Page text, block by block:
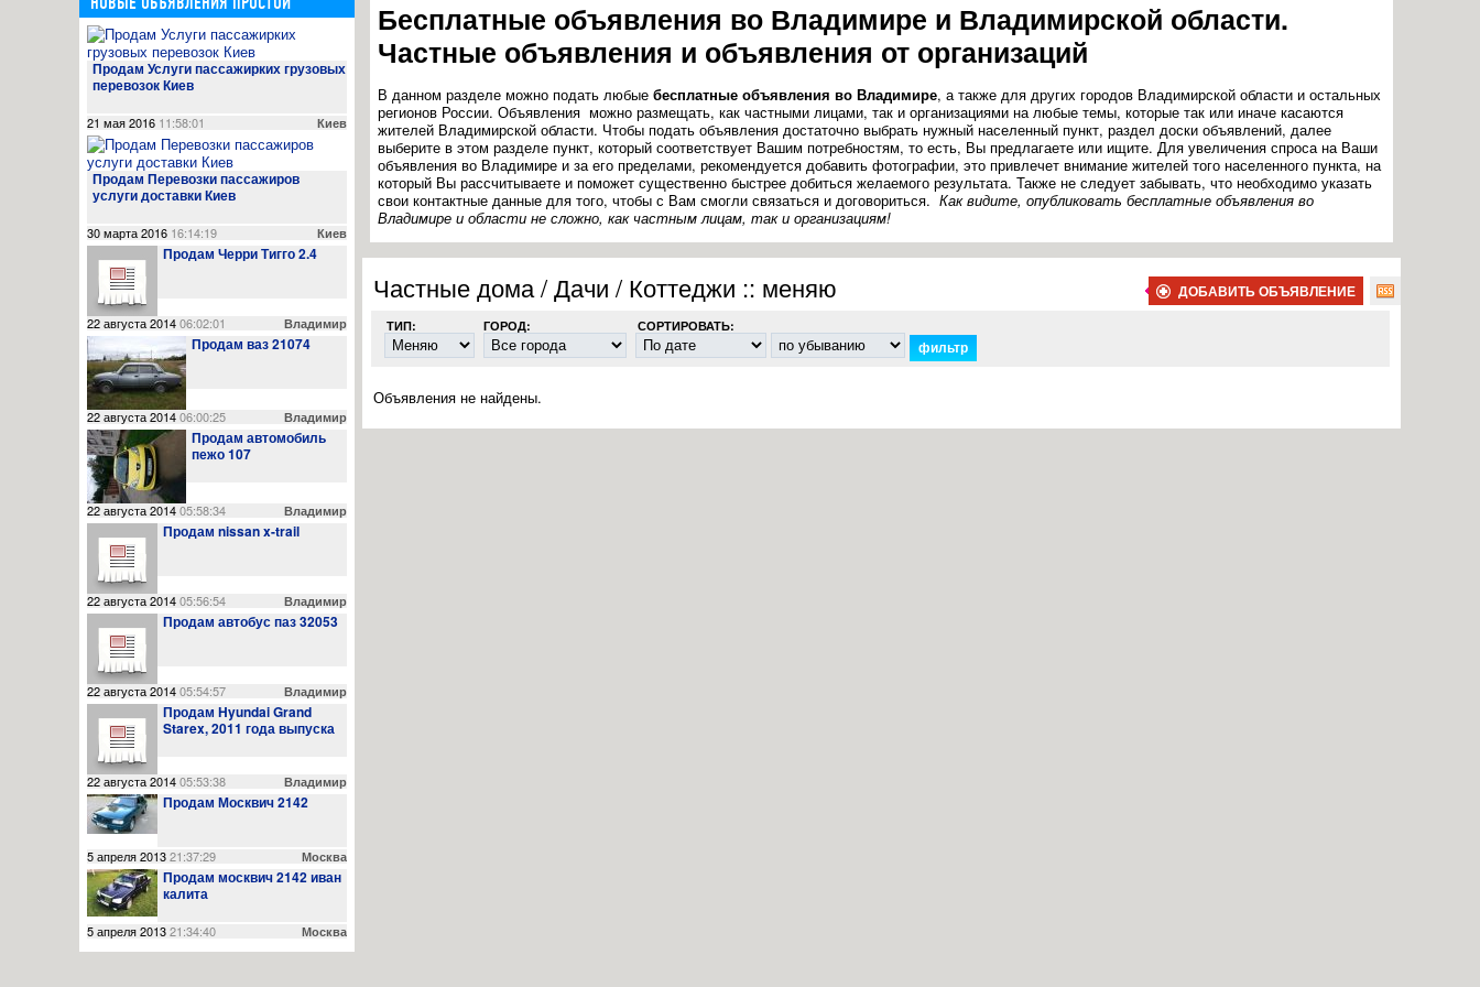
Сведения о проведении месячных мероприятий, касающихся пожарной безопасности города Владимира
23:41:00
Выбрали нового председателя Октябрьского района
Бесплатные объявления во Владимире и Владимирской области.
Частные объявления и объявления от организаций
В данном разделе можно подать любые бесплатные объявления во Владимире, а также для других городов Владимирской области и остальных
регионов России. Объявления можно размещать, как частными лицами, так и организациями на любые темы, которые так или иначе касаются
жителей Владимирской области. Чтобы подать объявления достаточно выбрать нужный населенный пункт, раздел доски объявлений, далее
выберите в этом разделе пункт, который соответствует Вашим потребностям, то есть, Вы предлагаете или ищите. Для увеличения спроса на Ваши
объявления во Владимире и за его пределами, рекомендуется добавить фотографии, это привлечет внимание жителей того населенного пункта, на
который Вы рассчитываете и поможет существенно быстрее добиться желаемого результата. Также не следует забывать, что необходимо указать
свои контактные данные для того, чтобы с Вам смогли связаться и договориться. Как видите, опубликовать бесплатные объявления во
Владимире и области не сложно, как частным лицам, так и организациям!
Частные дома / Дачи / Коттеджи :: меняю ДОБАВИТЬ ОБЪЯВЛЕНИЕ
ТИП: ГОРОД: СОРТИРОВАТЬ:
Объявления не найдены.
Продам Услуги пассажирких грузовых
перевозок Киев
Киев
21 мая 2016 11:58:01
Продам Перевозки пассажиров
услуги доставки Киев
Киев
30 марта 2016 16:14:19
Продам Черри Тигго 2.4
Владимир
22 августа 201406:02:01
Продам ваз 21074
Владимир
22 августа 201406:00:25
Продам автомобиль
пежо 107
Владимир
22 августа 201405:58:34
Продам nissan x-trail
Владимир
22 августа 201405:56:54
Продам автобус паз 32053
Владимир
22 августа 201405:54:57
Продам Hyundai Grand
Starex, 2011 года выпуска
Владимир
22 августа 201405:53:38
Продам Москвич 2142
Москва
5 апреля 201321:37:29
Продам москвич 2142 иван
калита
Москва
5 апреля 201321:34:40